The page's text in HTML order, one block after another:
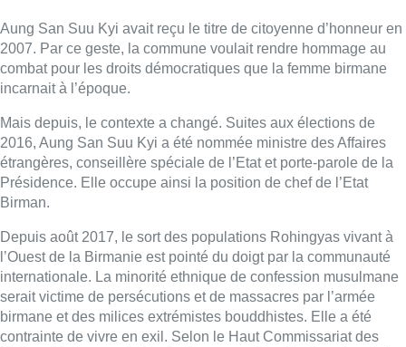
Aung San Suu Kyi avait reçu le titre de citoyenne d’honneur en
2007. Par ce geste, la commune voulait rendre hommage au
combat pour les droits démocratiques que la femme birmane
incarnait à l’époque.
Mais depuis, le contexte a changé. Suites aux élections de
2016, Aung San Suu Kyi a été nommée ministre des Affaires
étrangères, conseillère spéciale de l’Etat et porte-parole de la
Présidence. Elle occupe ainsi la position de chef de l’Etat
Birman.
Depuis août 2017, le sort des populations Rohingyas vivant à
l’Ouest de la Birmanie est pointé du doigt par la communauté
internationale. La minorité ethnique de confession musulmane
serait victime de persécutions et de massacres par l’armée
birmane et des milices extrémistes bouddhistes. Elle a été
contrainte de vivre en exil. Selon le Haut Commissariat des